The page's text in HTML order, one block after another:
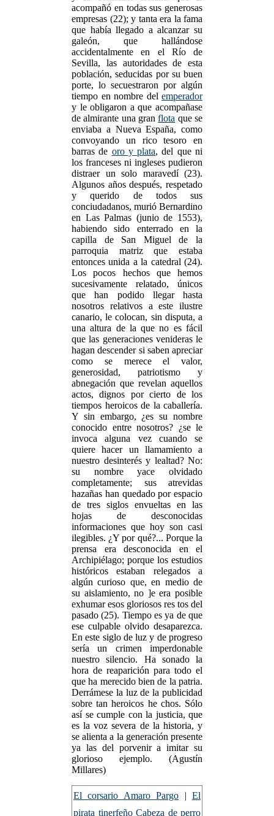
acompañó en todas sus generosas
empresas (22); y tanta era la fama
que había llegado a alcanzar su
galeón, que hallándose
accidentalmente en el Río de
Sevilla, las autoridades de esta
población, seducidas por su buen
porte, lo secuestraron por algún
tiempo en nombre del emperador
y le obligaron a que acompañase
de almirante una granflota que se
enviaba a Nueva España, como
convoyando un rico tesoro en
barras de oro y plata, del que ni
los franceses ni ingleses pudieron
distraer un solo maravedí (23).
Algunos años después, respetado
y querido de todos sus
conciudadanos, murió Bernardino
en Las Palmas (junio de 1553),
habiendo sido enterrado en la
capilla de San Miguel de la
parroquia matriz que estaba
entonces unida a la catedral (24).
Los pocos hechos que hemos
sucesivamente relatado, únicos
que han podido llegar hasta
nosotros relativos a este ilustre
canario, le colocan, sin disputa, a
una altura de la que no es fácil
que las generaciones venideras le
hagan descender si saben apreciar
como se merece el valor,
generosidad, patriotismo y
abnegación que revelan aquellos
actos, dignos por cierto de los
tiempos heroicos de la caballería.
Y sin embargo, ¿es su nombre
conocido entre nosotros? ¿se le
invoca alguna vez cuando se
quiere hacer un llamamiento a
nuestro desinterés y lealtad? No:
su nombre yace olvidado
completamente; sus atrevidas
hazañas han quedado por espacio
de tres siglos envueltas en las
hojas de desconocidas
informaciones que hoy son casi
ilegibles. ¿Y por qué?... Porque la
prensa era desconocida en el
Archipiélago; porque los estudios
históricos estaban relegados a
algún curioso que, en medio de
su aislamiento, no ]e era posible
exhumar esos gloriosos res tos del
pasado (25). Tiempo es ya de que
ese culpable olvido desaparezca.
En este siglo de luz y de progreso
sería un crimen imperdonable
nuestro silencio. Ha sonado la
hora de reaparición para todo el
que ha merecido bien de la patria.
Derrámese la luz de la publicidad
sobre tan heroicos he chos. Sólo
así se cumple con la justicia, que
es la voz severa de la historia, y
se alienta a la generación presente
ya las del porvenir a imitar su
glorioso ejemplo. (Agustín
Millares)
El corsario Amaro Pargo |El
pirata tinerfeño Cabeza de perro